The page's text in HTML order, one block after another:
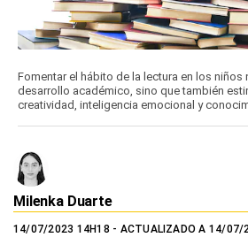
Fomentar el hábito de la lectura en los niños
desarrollo académico, sino que también
creatividad, inteligencia emocional y
Milenka Duarte
14/07/2023 14H18 - ACTUALIZADO A 14/07/